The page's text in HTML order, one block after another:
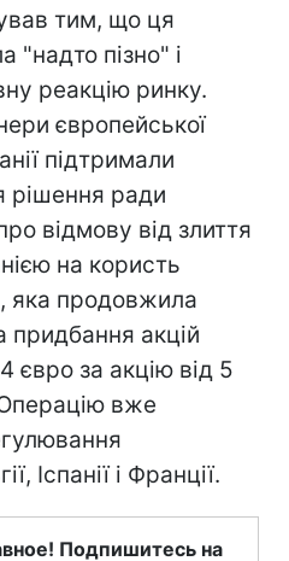
тим, що ця
"надто пізно" і
реакцію ринку.
європейської
підтримали
рішення ради
відмову від злиття
на користь
яка продовжила
придбання акцій
євро за акцію від 5
вже
Іспанії і Франції.
Подпишитесь на